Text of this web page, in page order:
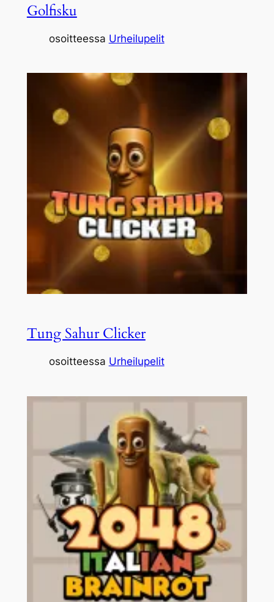
Golfisku
osoitteessa Urheilupelit
Tung Sahur Clicker
osoitteessa Urheilupelit